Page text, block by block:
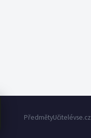
PředmětyUčitelévse.cz